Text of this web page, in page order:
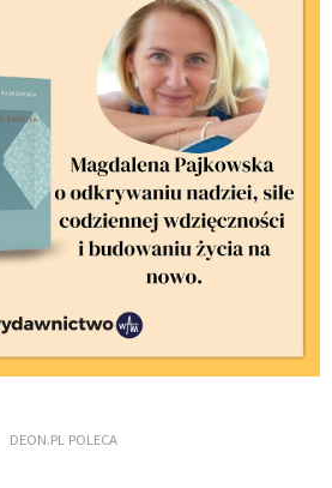
DEON.PL POLECA